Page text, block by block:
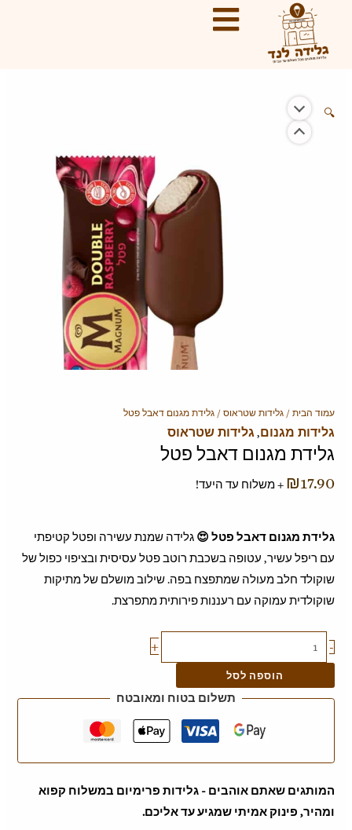
🔍
עמוד הבית /גלידות שטראוס / גלידת מגנום דאבל פטל
גלידות מגנום, גלידות שטראוס
גלידת מגנום דאבל פטל
₪17.90 + משלוח עד היעד!
גלידת מגנום דאבל פטל 😍 גלידה שמנת עשירה ופטל קטיפתי
עם ריפל עשיר, עטופה בשכבת רוטב פטל עסיסית ובציפוי כפול של
שוקולד חלב מעולה שמתפצח בפה. שילוב מושלם של מתיקות
שוקולדית עמוקה עם רעננות פירותית מתפרצת.
-
כמות
של
גלידת
מגנום
+
הוספה לסל
תשלום בטוח ומאובטח
המותגים שאתם אוהבים - גלידות פרימיום במשלוח קפוא
ומהיר, פינוק אמיתי שמגיע עד אליכם.